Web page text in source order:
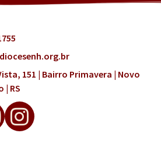
151 | Bairro Primavera | Novo
| RS